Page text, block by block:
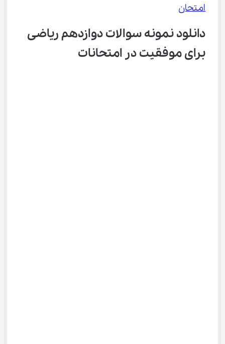
امتحان
دانلود نمونه سوالات دوازدهم ریاضی
برای موفقیت در امتحانات